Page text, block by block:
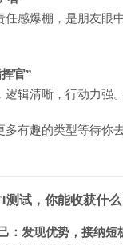
任感爆棚，是朋友眼
官”
逻辑清晰，行动力强
多有趣的类型等待你
试，你能收获什么
：发现优势，接纳短